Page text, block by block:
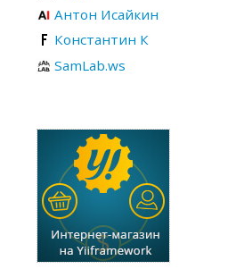
Антон Исайкин
Константин К
SamLab.ws